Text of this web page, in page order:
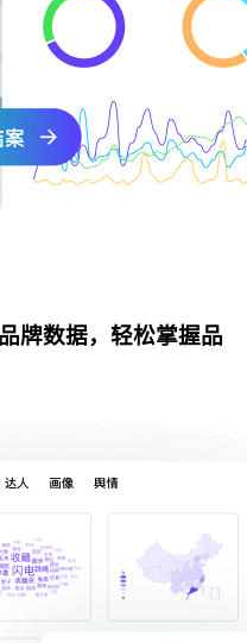
牌数据，轻松掌握品